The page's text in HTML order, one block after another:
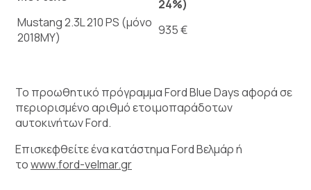
24%)
Mustang 2.3L 210 PS (μόνο
2018ΜΥ)
935 €
Το προωθητικό πρόγραμμα Ford Blue Days αφορά σε
περιορισμένο αριθμό ετοιμοπαράδοτων
αυτοκινήτων Ford.
Επισκεφθείτε ένα κατάστημαFordΒελμάρ ή
τοwww.ford-velmar.gr